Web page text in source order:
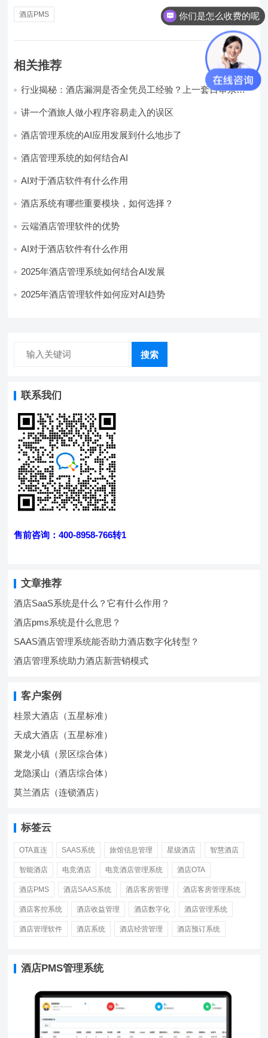
酒店PMS
相关推荐
行业揭秘：酒店漏洞是否全凭员工经验？上一套日审系
讲一个酒旅人做小程序容易走入的误区
酒店管理系统的AI应用发展到什么地步了
酒店管理系统的如何结合AI
AI对于酒店软件有什么作用
酒店系统有哪些重要模块，如何选择？
云端酒店管理软件的优势
AI对于酒店软件有什么作用
2025年酒店管理系统如何结合AI发展
2025年酒店管理软件如何应对AI趋势
搜索
联系我们
售前咨询：400-8958-766转1
文章推荐
酒店SaaS系统是什么？它有什么作用？
酒店pms系统是什么意思？
SAAS酒店管理系统能否助力酒店数字化转型？
酒店管理系统助力酒店新营销模式
客户案例
桂景大酒店（五星标准）
天成大酒店（五星标准）
聚龙小镇（景区综合体）
龙隐溪山（酒店综合体）
莫兰酒店（连锁酒店）
标签云
OTA直连 SAAS系统 旅馆信息管理 星级酒店 智慧酒店
智能酒店 电竞酒店 电竞酒店管理系统 酒店OTA
酒店PMS 酒店SAAS系统 酒店客房管理 酒店客房管理系统
酒店客控系统 酒店收益管理 酒店数字化 酒店管理系统
酒店管理软件 酒店系统 酒店经营管理 酒店预订系统
酒店PMS管理系统
你们是怎么收费的呢